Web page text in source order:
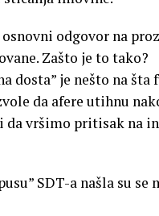
odgovor na
Zašto je to tako?
dosta” je nešto na
da afere utihnu
vršimo pritisak na
SDT-a našla su